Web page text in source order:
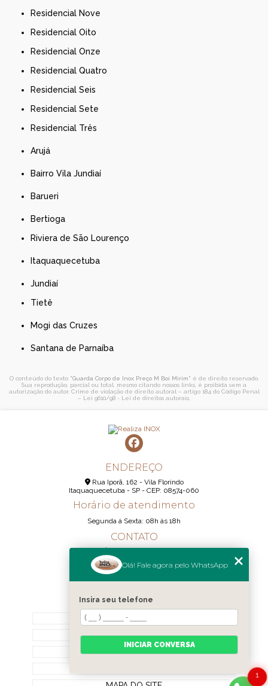
Residencial Nove
Residencial Oito
Residencial Onze
Residencial Quatro
Residencial Seis
Residencial Sete
Residencial Três
Arujá
Bairro Vila Jundiaí
Barueri
Bertioga
Riviera de São Lourenço
Itaquaquecetuba
Jundiaí
Tietê
Mogi das Cruzes
Santana de Parnaíba
O conteúdo do texto "Guarda Corpo de Inox Preço M Boi Mirim" é de direito reservado.
Sua reprodução, parcial ou total, mesmo citando nossos links, é proibida sem a
autorização do autor. Crime de violação de direito autoral – artigo 184 do Código Penal
– Lei 9610/98 - Lei de direitos autorais.
ENDEREÇO
Rua Iporã, 162 - Vila Florindo
Itaquaquecetuba - SP - CEP: 08574-060
Horário de atendimento
Segunda á Sexta: 08h ás 18h
CONTATO
(11) 98189-1344
MENU
HOME
QUEM SOMOS
CONTATO
1
Olá! Fale agora pelo WhatsApp
Insira seu telefone
INICIAR CONVERSA